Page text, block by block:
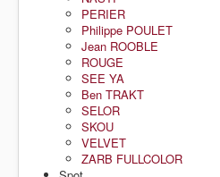
PERIER
Philippe POULET
Jean ROOBLE
ROUGE
SEE YA
Ben TRAKT
SELOR
SKOU
VELVET
ZARB FULLCOLOR